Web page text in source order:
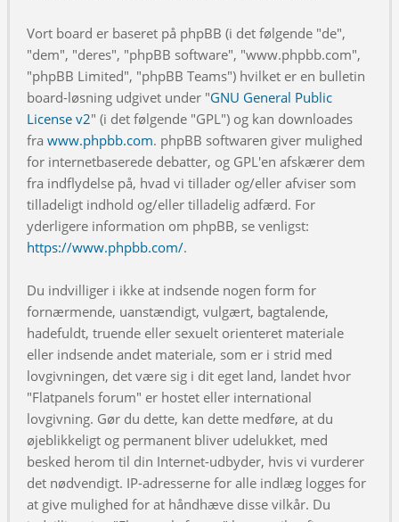
Vort board er baseret på phpBB (i det følgende "de",
"dem", "deres", "phpBB software", "www.phpbb.com",
"phpBB Limited", "phpBB Teams") hvilket er en bulletin
board-løsning udgivet under "GNU General Public
License v2" (i det følgende "GPL") og kan downloades
fra www.phpbb.com. phpBB softwaren giver mulighed
for internetbaserede debatter, og GPL'en afskærer dem
fra indflydelse på, hvad vi tillader og/eller afviser som
tilladeligt indhold og/eller tilladelig adfærd. For
yderligere information om phpBB, se venligst:
https://www.phpbb.com/.
Du indvilliger i ikke at indsende nogen form for
fornærmende, uanstændigt, vulgært, bagtalende,
hadefuldt, truende eller sexuelt orienteret materiale
eller indsende andet materiale, som er i strid med
lovgivningen, det være sig i dit eget land, landet hvor
"Flatpanels forum" er hostet eller international
lovgivning. Gør du dette, kan dette medføre, at du
øjeblikkeligt og permanent bliver udelukket, med
besked herom til din Internet-udbyder, hvis vi vurderer
det nødvendigt. IP-adresserne for alle indlæg logges for
at give mulighed for at håndhæve disse vilkår. Du